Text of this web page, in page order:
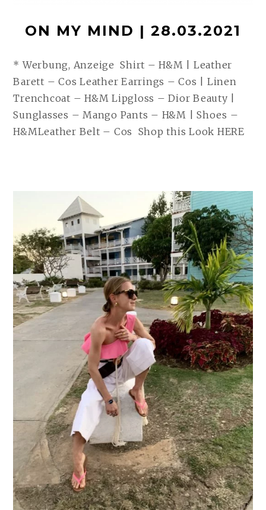
ON MY MIND | 28.03.2021
* Werbung, Anzeige Shirt – H&M | Leather
Barett – Cos Leather Earrings – Cos | Linen
Trenchcoat – H&M Lipgloss – Dior Beauty |
Sunglasses – Mango Pants – H&M | Shoes –
H&MLeather Belt – Cos Shop this Look HERE